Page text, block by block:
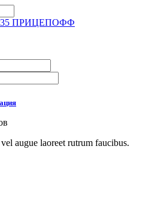
augue laoreet rutrum faucibus.